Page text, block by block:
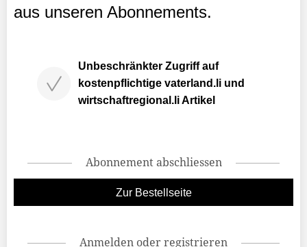
aus unseren Abonnements.
Unbeschränkter Zugriff auf
kostenpflichtige vaterland.li und
wirtschaftregional.li Artikel
Abonnement abschliessen
Zur Bestellseite
Anmelden oder registrieren